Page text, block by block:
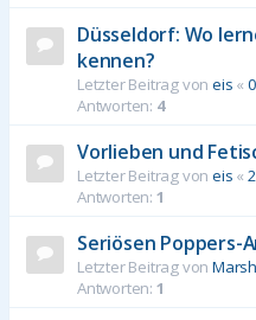
Düsseldorf: Wo
kennen?
Letzter Beitrag von eis «
Antworten: 4
Vorlieben und
Letzter Beitrag von eis «
Antworten: 1
Seriösen Poppers-
Letzter Beitrag von
Antworten: 1